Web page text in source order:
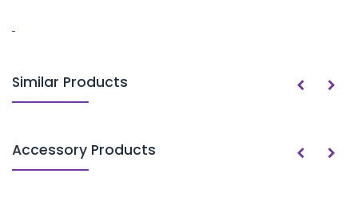
Similar Products
Accessory Products